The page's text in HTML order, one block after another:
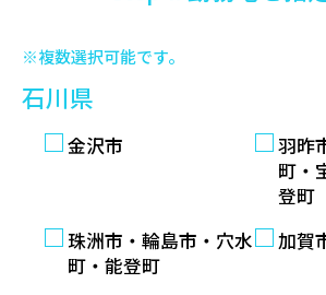
※複数選択可能です。
石川県
金沢市
羽昨
町・
登町
珠洲市・輪島市・穴水
町・能登町
加賀